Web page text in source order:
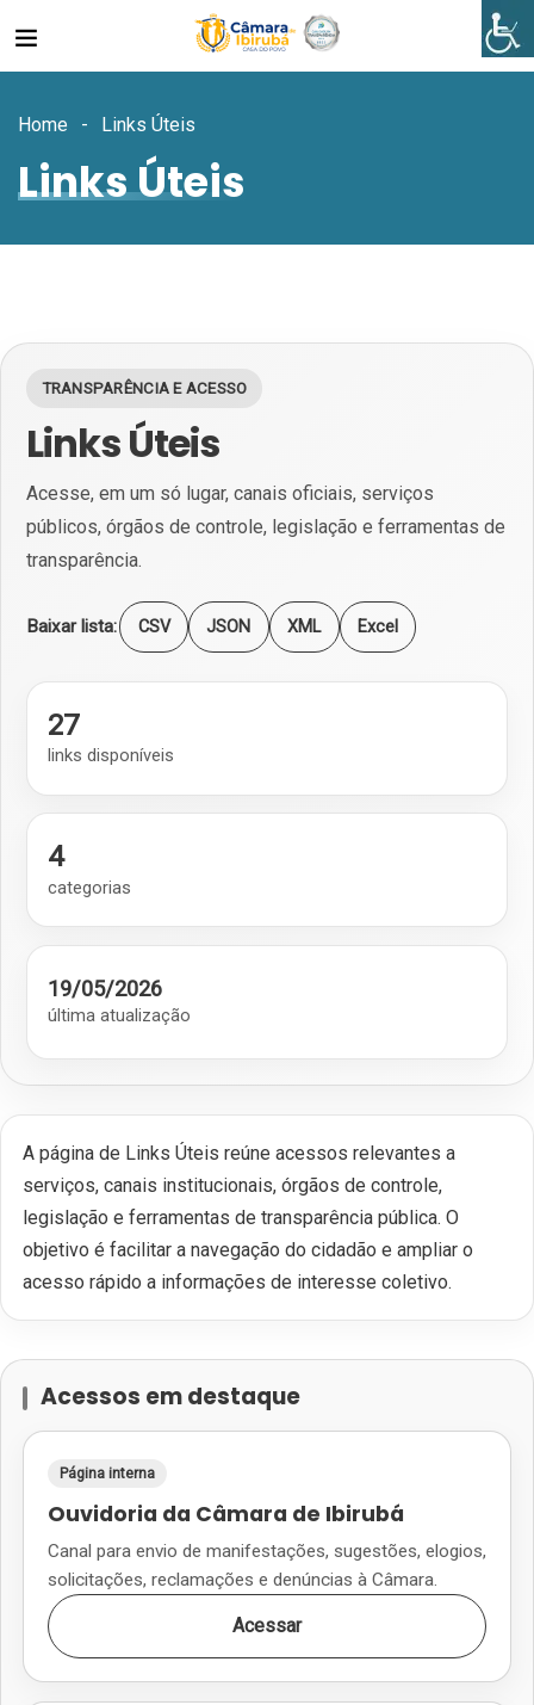
Home Links Úteis
Links Úteis
TRANSPARÊNCIA E ACESSO
Links Úteis
Acesse, em um só lugar, canais oficiais, serviços
públicos, órgãos de controle, legislação e ferramentas de
transparência.
Baixar lista: CSV JSON XML Excel
27
links disponíveis
4
categorias
19/05/2026
última atualização
A página de Links Úteis reúne acessos relevantes a
serviços, canais institucionais, órgãos de controle,
legislação e ferramentas de transparência pública. O
objetivo é facilitar a navegação do cidadão e ampliar o
acesso rápido a informações de interesse coletivo.
Acessos em destaque
Página interna
Ouvidoria da Câmara de Ibirubá
Canal para envio de manifestações, sugestões, elogios,
solicitações, reclamações e denúncias à Câmara.
Acessar